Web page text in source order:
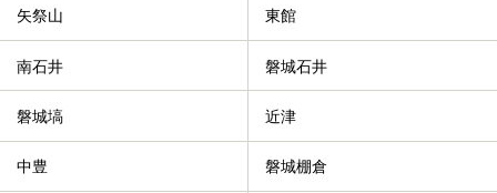
矢祭山 東館
南石井 磐城石井
磐城塙 近津
中豊 磐城棚倉